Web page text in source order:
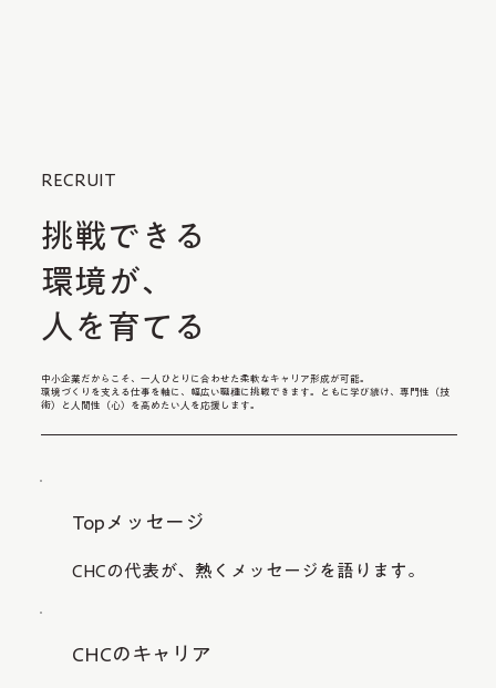
RECRUIT
中小企業だからこそ、一人ひとりに合わせた柔軟なキャリア形成が可能。
環境づくりを支える仕事を軸に、幅広い職種に挑戦できます。ともに学び続け、専門性（技
術）と人間性（心）を高めたい人を応援します。
挑戦できる
環境が、
人を育てる
Topメッセージ
CHCの代表が、熱くメッセージを語ります。
CHCのキャリア